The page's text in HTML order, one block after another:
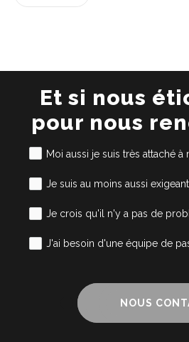
Et si nous
pour nous
Moi aussi je suis très attaché à
Je suis au moins aussi
Je crois qu'il n'y a pas de
J'ai besoin d'une équipe de
NOUS